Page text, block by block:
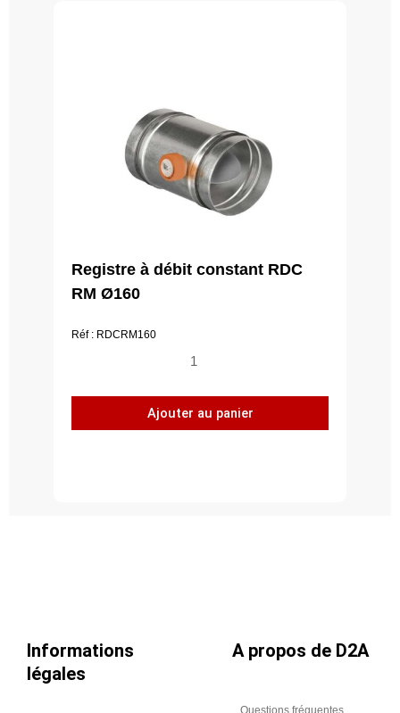
Registre à débit constant RDC
RM Ø160
Réf : RDCRM160
quantité
Registre
à
Ajouter au panier
Informations
légales
A propos de D2A